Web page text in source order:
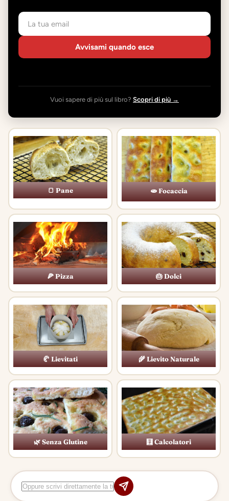
Avvisami quando esce
Vuoi sapere di più sul libro? Scopri di più →
🍞 Pane 🫓 Focaccia
🍕 Pizza 🎂 Dolci
🥐 Lievitati 🌾 Lievito Naturale
🌿 Senza Glutine 🧮 Calcolatori